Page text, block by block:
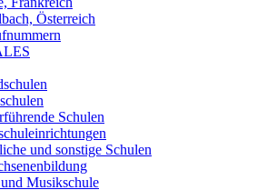
Österreich
Schulen
und sonstige Schulen
Musikschule